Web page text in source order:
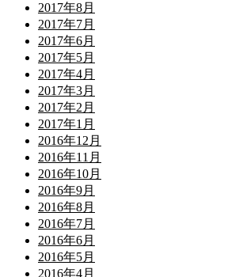
2017年8月
2017年7月
2017年6月
2017年5月
2017年4月
2017年3月
2017年2月
2017年1月
2016年12月
2016年11月
2016年10月
2016年9月
2016年8月
2016年7月
2016年6月
2016年5月
2016年4月